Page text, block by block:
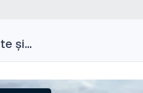
și...